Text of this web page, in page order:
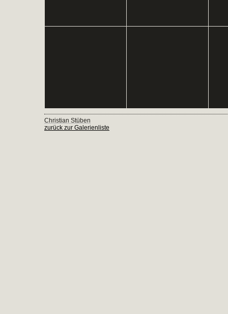
Christian Stüben
zurück zur Galerienliste